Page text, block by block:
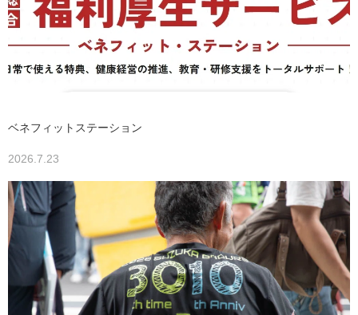
ベネフィットステーション
2026.7.23